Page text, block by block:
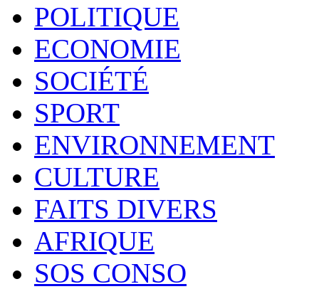
POLITIQUE
ECONOMIE
SOCIÉTÉ
SPORT
ENVIRONNEMENT
CULTURE
FAITS DIVERS
AFRIQUE
SOS CONSO